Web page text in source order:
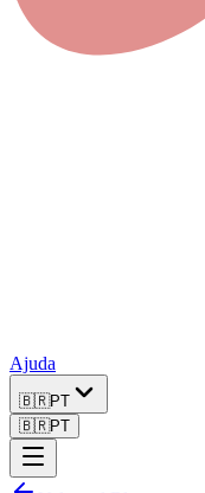
Ajuda
🇧🇷PT
🇧🇷PT